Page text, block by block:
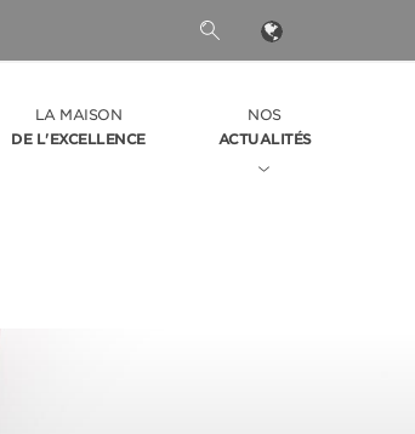
LA MAISON
DE L'EXCELLENCE
NOS
ACTUALITÉS